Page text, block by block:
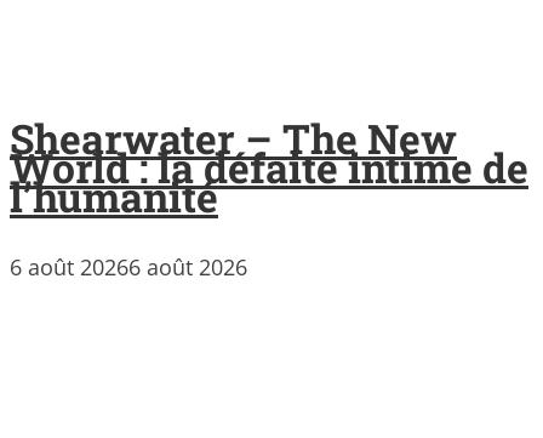
Shearwater – The New
World : la défaite intime de
l’humanité
6 août 20266 août 2026